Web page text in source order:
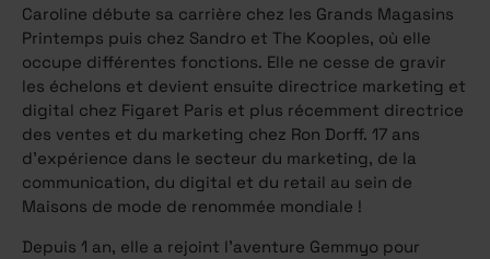
Caroline débute sa carrière chez les Grands Magasins
Printemps puis chez Sandro et The Kooples, où elle
occupe différentes fonctions. Elle ne cesse de gravir
les échelons et devient ensuite directrice marketing et
digital chez Figaret Paris et plus récemment directrice
des ventes et du marketing chez Ron Dorff. 17 ans
d’expérience dans le secteur du marketing, de la
communication, du digital et du retail au sein de
Maisons de mode de renommée mondiale !
Depuis 1 an, elle a rejoint l’aventure Gemmyo pour